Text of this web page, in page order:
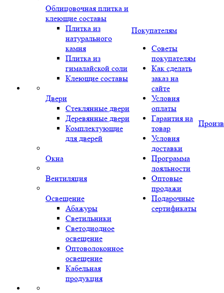
Облицовочная плитка и
клеющие составы
Плитка из
натурального
камня
Плитка из
гималайской соли
Клеющие составы
Двери
Стеклянные двери
Деревянные двери
Комплектующие
для дверей
Окна
Вентиляция
Освещение
Абажуры
Светильники
Светодиодное
освещение
Оптоволоконное
освещение
Кабельная
продукция
Покупателям
Советы
покупателям
Как сделать
заказ на
сайте
Условия
оплаты
Гарантия на
товар
Условия
доставки
Программа
лояльности
Оптовые
продажи
Подарочные
сертификаты